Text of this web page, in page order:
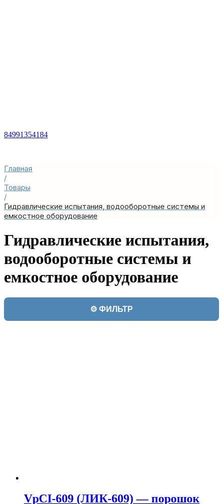
84991354184
Главная
/
Товары
/
Гидравлические испытания, водооборотные системы и
емкостное оборудование
Гидравлические испытания,
водооборотные системы и
емкостное оборудование
⚙️ ФИЛЬТР
VpCI-609 (ЛИК-609) — порошок